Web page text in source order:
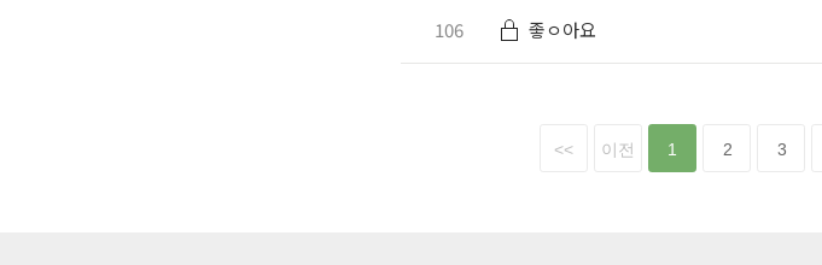
106 좋ㅇ아요
<< 이전 1 2 3